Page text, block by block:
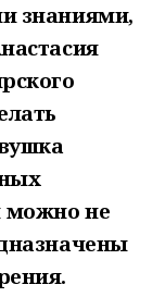
знаниями,
можно не